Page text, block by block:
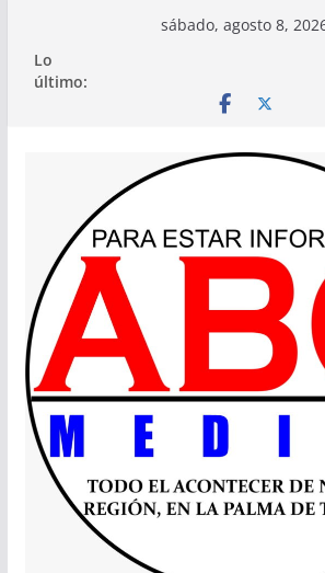
contenido
sábado, agosto 8,
Lo
último: